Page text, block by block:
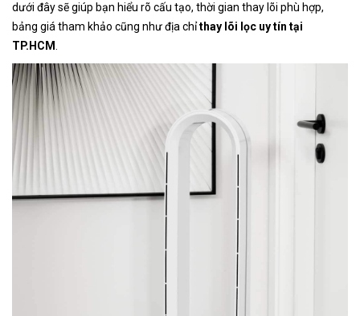
dưới đây sẽ giúp bạn hiểu rõ cấu tạo, thời gian thay lõi phù hợp,
bảng giá tham khảo cũng như địa chỉthay lõi lọc uy tín tại
TP.HCM.